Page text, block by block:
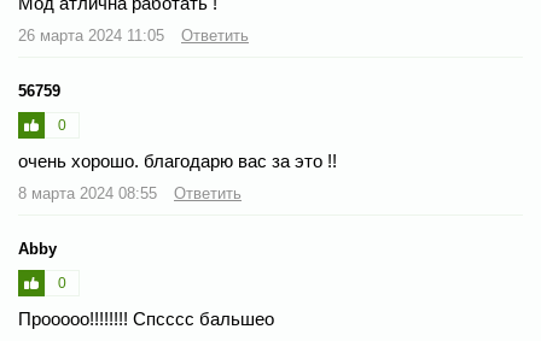
26 марта 2024 11:05 Ответить
56759
0
очень хорошо. благодарю вас за это !!
8 марта 2024 08:55 Ответить
Abby
0
Прооооо!!!!!!!! Спсссс бальшео